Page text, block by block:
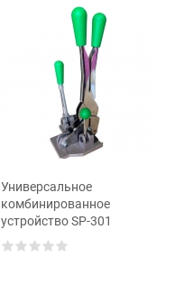
Универсальное
комбинированное
устройство SP-301